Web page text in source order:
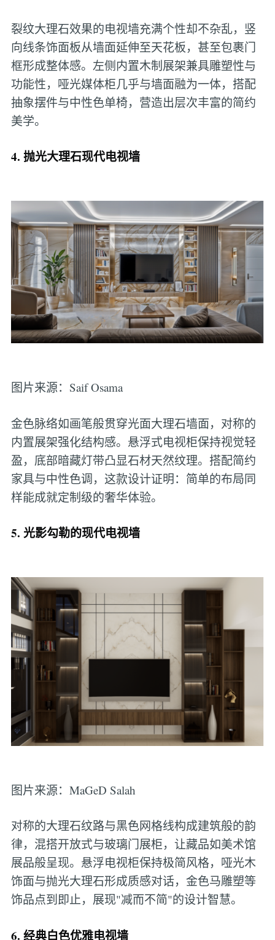
裂纹大理石效果的电视墙充满个性却不杂乱，竖
向线条饰面板从墙面延伸至天花板，甚至包裹门
框形成整体感。左侧内置木制展架兼具雕塑性与
功能性，哑光媒体柜几乎与墙面融为一体，搭配
抽象摆件与中性色单椅，营造出层次丰富的简约
美学。
4. 抛光大理石现代电视墙
图片来源：Saif Osama
金色脉络如画笔般贯穿光面大理石墙面，对称的
内置展架强化结构感。悬浮式电视柜保持视觉轻
盈，底部暗藏灯带凸显石材天然纹理。搭配简约
家具与中性色调，这款设计证明：简单的布局同
样能成就定制级的奢华体验。
5. 光影勾勒的现代电视墙
图片来源：MaGeD Salah
对称的大理石纹路与黑色网格线构成建筑般的韵
律，混搭开放式与玻璃门展柜，让藏品如美术馆
展品般呈现。悬浮电视柜保持极简风格，哑光木
饰面与抛光大理石形成质感对话，金色马雕塑等
饰品点到即止，展现"减而不简"的设计智慧。
6. 经典白色优雅电视墙